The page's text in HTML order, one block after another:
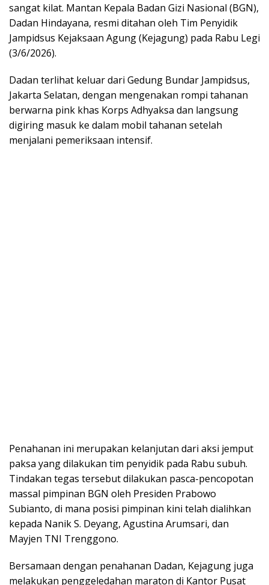
sangat kilat. Mantan Kepala Badan Gizi Nasional (BGN),
Dadan Hindayana, resmi ditahan oleh Tim Penyidik
Jampidsus Kejaksaan Agung (Kejagung) pada Rabu Legi
(3/6/2026).
Dadan terlihat keluar dari Gedung Bundar Jampidsus,
Jakarta Selatan, dengan mengenakan rompi tahanan
berwarna pink khas Korps Adhyaksa dan langsung
digiring masuk ke dalam mobil tahanan setelah
menjalani pemeriksaan intensif.
​Penahanan ini merupakan kelanjutan dari aksi jemput
paksa yang dilakukan tim penyidik pada Rabu subuh.
Tindakan tegas tersebut dilakukan pasca-pencopotan
massal pimpinan BGN oleh Presiden Prabowo
Subianto, di mana posisi pimpinan kini telah dialihkan
kepada Nanik S. Deyang, Agustina Arumsari, dan
Mayjen TNI Trenggono.
Bersamaan dengan penahanan Dadan, Kejagung juga
melakukan penggeledahan maraton di Kantor Pusat